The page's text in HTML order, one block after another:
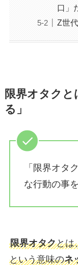
口」
Z世
限界オタク
る」
「限界オタ
な行動の事
限界オタクとは
という意味のネ